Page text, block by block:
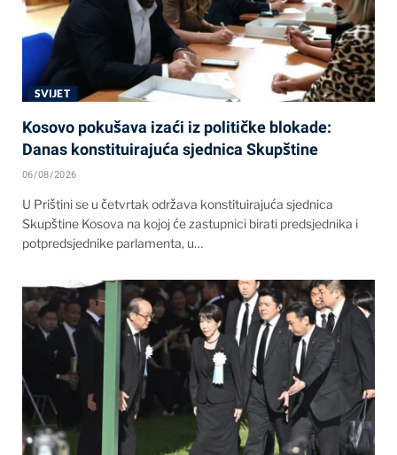
SVIJET
Kosovo pokušava izaći iz političke blokade:
Danas konstituirajuća sjednica Skupštine
06/08/2026
U Prištini se u četvrtak održava konstituirajuća sjednica
Skupštine Kosova na kojoj će zastupnici birati predsjednika i
potpredsjednike parlamenta, u…